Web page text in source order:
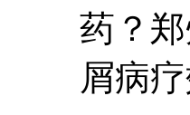
药？
屑病